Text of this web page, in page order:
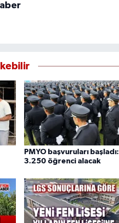
PMYO başvuruları başladı:
3.250 öğrenci alacak